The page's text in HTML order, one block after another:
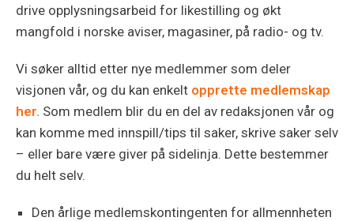
drive opplysningsarbeid for likestilling og økt
mangfold i norske aviser, magasiner, på radio- og tv.
Vi søker alltid etter nye medlemmer som deler
visjonen vår, og du kan enkelt opprette medlemskap
her. Som medlem blir du en del av redaksjonen vår og
kan komme med innspill/tips til saker, skrive saker selv
– eller bare være giver på sidelinja. Dette bestemmer
du helt selv.
Den årlige medlemskontingenten for allmennheten